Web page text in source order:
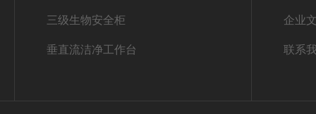
三级生物安全柜
垂直流洁净工作台
企业
联系